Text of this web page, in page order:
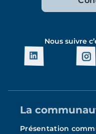
Nous suivre
La
Présentation